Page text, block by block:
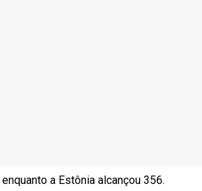
a Estônia alcançou 356.